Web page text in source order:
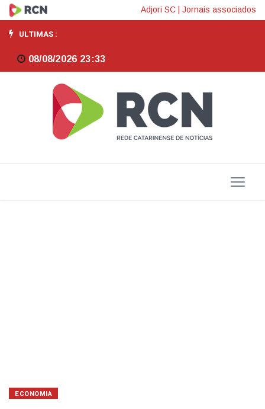
Governo
mantém
elevação
tarifas
carro
Adjori SC Jornais associados
ULTIMAS :
08/08/2026 23:33
ECONOMIA